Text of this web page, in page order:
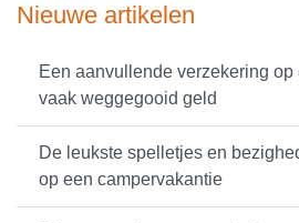
Nieuwe artikelen
Een aanvullende verzekering op
vaak weggegooid geld
De leukste spelletjes en
op een campervakantie